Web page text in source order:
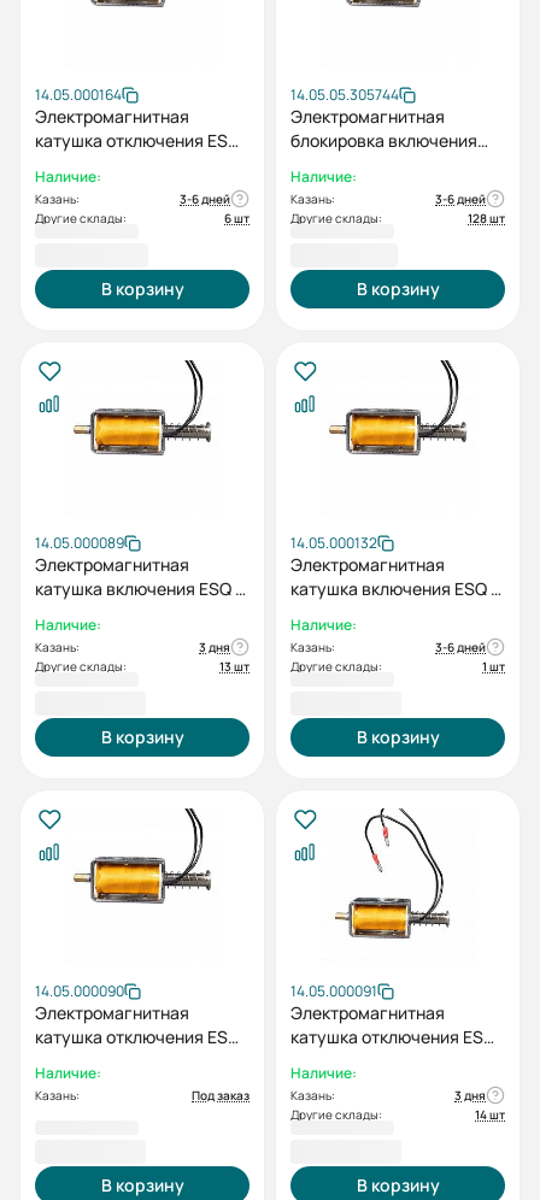
14.05.000164
Электромагнитная
катушка отключения ESQ
Наличие:
Казань:
3-6 дней
Другие склады:
6 шт
В корзину
14.05.05.305744
Электромагнитная
блокировка включения
ВВ-12
Наличие:
Казань:
3-6 дней
Другие склады:
128 шт
В корзину
14.05.000089
Электромагнитная
катушка включения ESQ C
(цепной)
Наличие:
Казань:
3 дня
Другие склады:
13 шт
В корзину
14.05.000132
Электромагнитная
катушка включения ESQ C
Наличие:
Казань:
3-6 дней
Другие склады:
1 шт
В корзину
14.05.000090
Электромагнитная
катушка отключения ESQ
(цепной)
Наличие:
Казань: Под заказ
В корзину
14.05.000091
Электромагнитная
катушка отключения ESQ
(цепной)
Наличие:
Казань:
3 дня
Другие склады:
14 шт
В корзину